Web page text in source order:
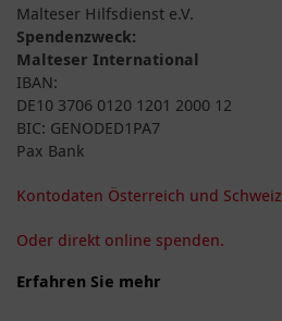
Malteser Hilfsdienst e.V.
Spendenzweck:
Malteser International
IBAN:
DE10 3706 0120 1201 2000 12
BIC: GENODED1PA7
Pax Bank
Kontodaten Österreich und Schweiz
Oder direkt online spenden.
Erfahren Sie mehr